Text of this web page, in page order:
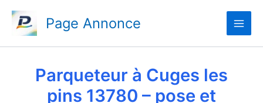
contenu
Page Annonce
Parqueteur à Cuges les
pins 13780 – pose et